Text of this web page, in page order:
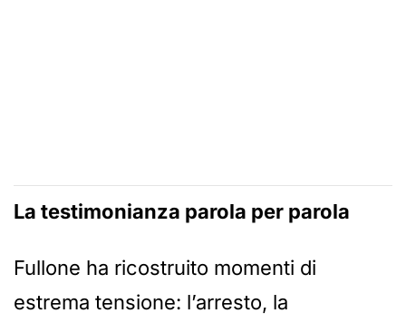
La testimonianza parola per parola
Fullone ha ricostruito momenti di
estrema tensione: l’arresto, la